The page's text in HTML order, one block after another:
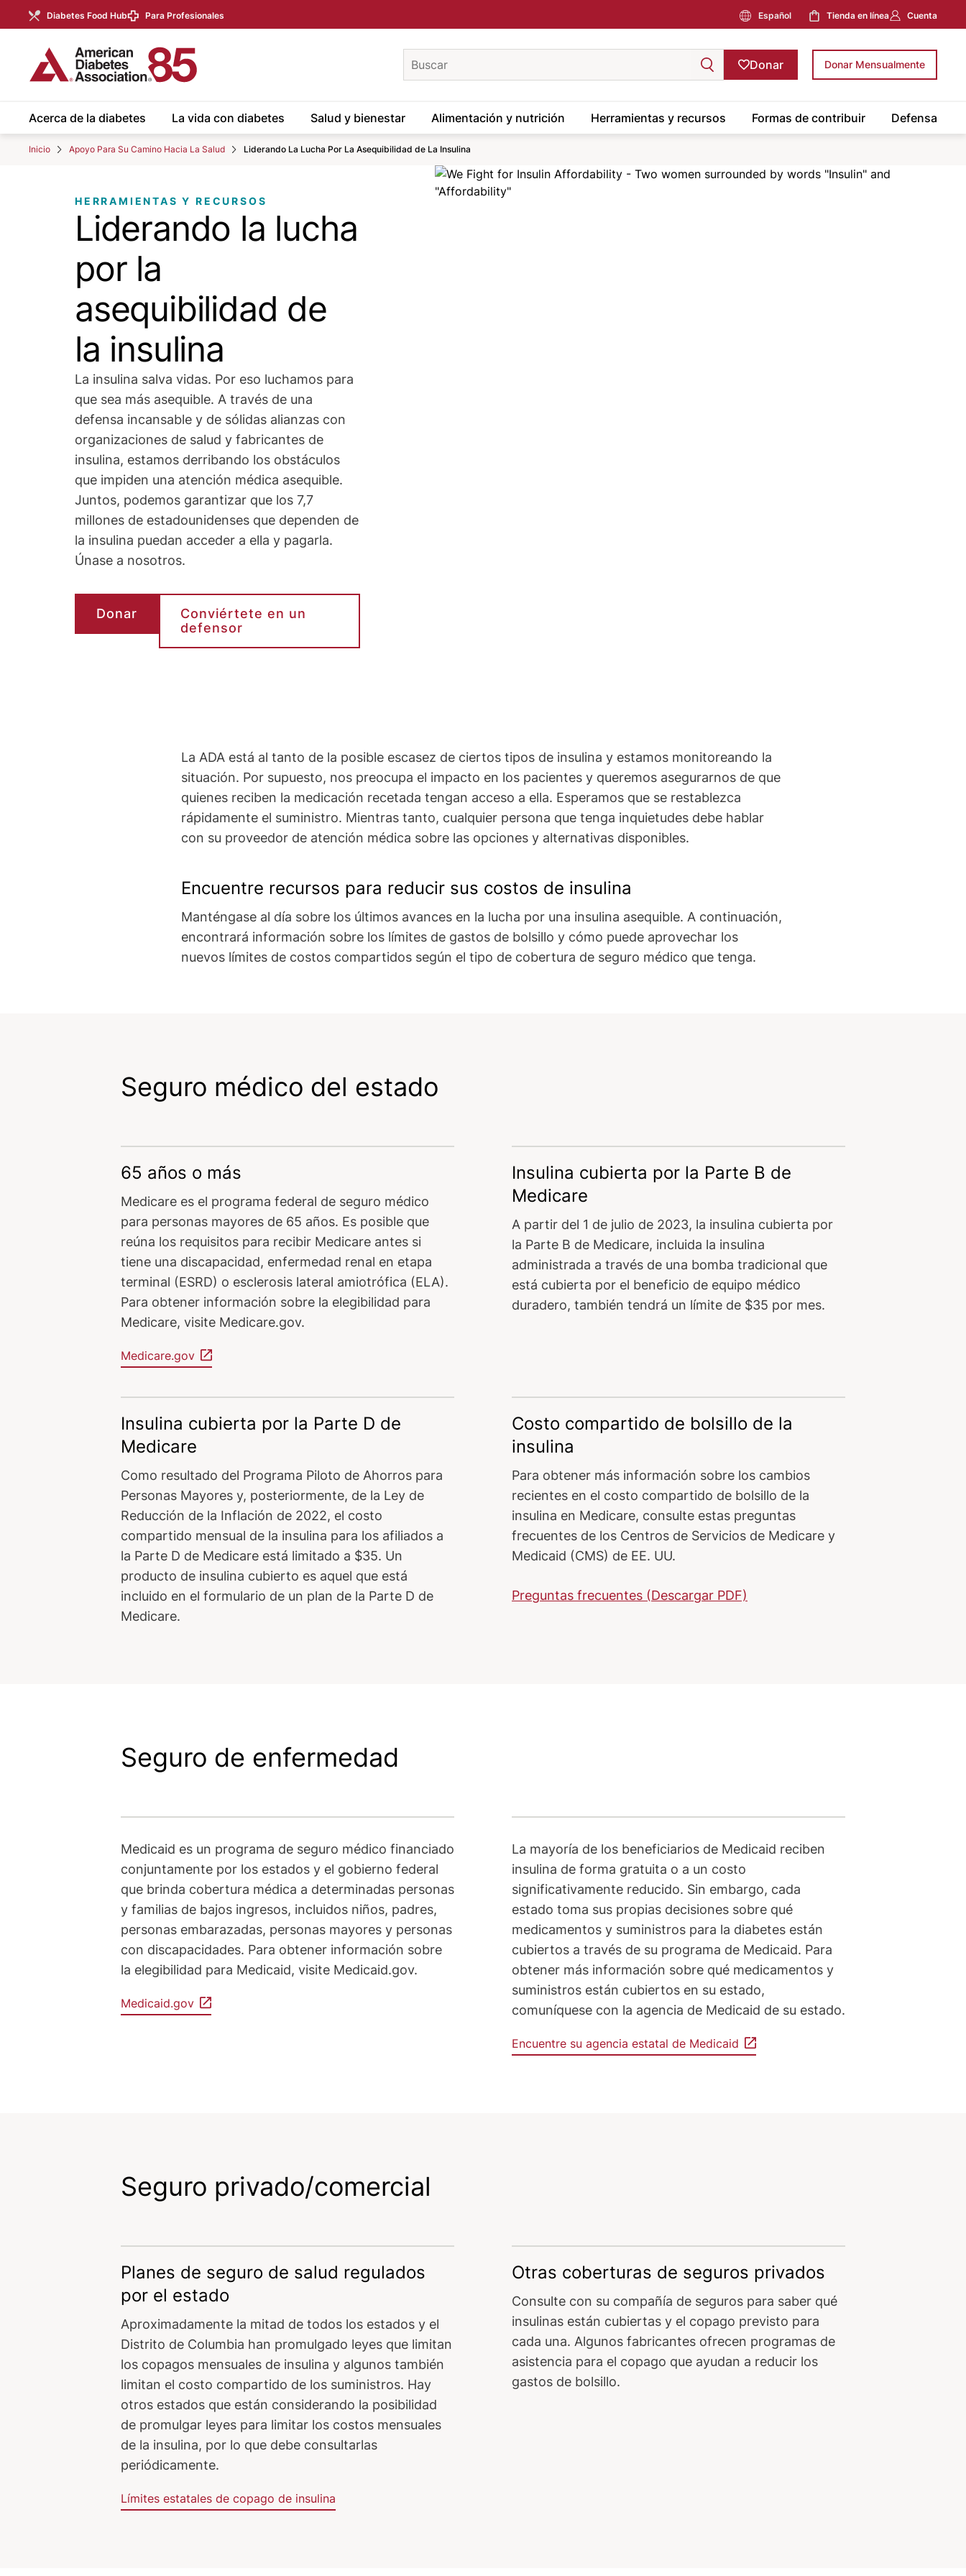
Skip to Main content
Diabetes Food Hub Para Profesionales Español Tienda en línea Cuenta
keywords Donar Donar Mensualmente
Acerca de la diabetes La vida con diabetes Salud y bienestar Alimentación y nutrición Herramientas y recursos Formas de contribuir Defensa
Inicio Apoyo Para Su Camino Hacia La Salud Liderando La Lucha Por La Asequibilidad de La Insulina
content
HERRAMIENTAS Y RECURSOS
Liderando la lucha
por la
asequibilidad de
la insulina
La insulina salva vidas. Por eso luchamos para
que sea más asequible. A través de una
defensa incansable y de sólidas alianzas con
organizaciones de salud y fabricantes de
insulina, estamos derribando los obstáculos
que impiden una atención médica asequible.
Juntos, podemos garantizar que los 7,7
millones de estadounidenses que dependen de
la insulina puedan acceder a ella y pagarla.
Únase a nosotros.
Donar
Conviértete en un
defensor
Image
La ADA está al tanto de la posible escasez de ciertos tipos de insulina y estamos monitoreando la
situación. Por supuesto, nos preocupa el impacto en los pacientes y queremos asegurarnos de que
quienes reciben la medicación recetada tengan acceso a ella. Esperamos que se restablezca
rápidamente el suministro. Mientras tanto, cualquier persona que tenga inquietudes debe hablar
con su proveedor de atención médica sobre las opciones y alternativas disponibles.
Encuentre recursos para reducir sus costos de insulina
Manténgase al día sobre los últimos avances en la lucha por una insulina asequible. A continuación,
encontrará información sobre los límites de gastos de bolsillo y cómo puede aprovechar los
nuevos límites de costos compartidos según el tipo de cobertura de seguro médico que tenga.
Seguro médico del estado
65 años o más
Medicare es el programa federal de seguro médico
para personas mayores de 65 años. Es posible que
reúna los requisitos para recibir Medicare antes si
tiene una discapacidad, enfermedad renal en etapa
terminal (ESRD) o esclerosis lateral amiotrófica (ELA).
Para obtener información sobre la elegibilidad para
Medicare, visite Medicare.gov.
Medicare.gov
Insulina cubierta por la Parte B de
Medicare
A partir del 1 de julio de 2023, la insulina cubierta por
la Parte B de Medicare, incluida la insulina
administrada a través de una bomba tradicional que
está cubierta por el beneficio de equipo médico
duradero, también tendrá un límite de $35 por mes.
Insulina cubierta por la Parte D de
Medicare
Como resultado del Programa Piloto de Ahorros para
Personas Mayores y, posteriormente, de la Ley de
Reducción de la Inflación de 2022, el costo
compartido mensual de la insulina para los afiliados a
la Parte D de Medicare está limitado a $35. Un
producto de insulina cubierto es aquel que está
incluido en el formulario de un plan de la Parte D de
Medicare.
Costo compartido de bolsillo de la
insulina
Para obtener más información sobre los cambios
recientes en el costo compartido de bolsillo de la
insulina en Medicare, consulte estas preguntas
frecuentes de los Centros de Servicios de Medicare y
Medicaid (CMS) de EE. UU.
Preguntas frecuentes (Descargar PDF)
Seguro de enfermedad
Medicaid es un programa de seguro médico financiado
conjuntamente por los estados y el gobierno federal
que brinda cobertura médica a determinadas personas
y familias de bajos ingresos, incluidos niños, padres,
personas embarazadas, personas mayores y personas
con discapacidades. Para obtener información sobre
la elegibilidad para Medicaid, visite Medicaid.gov.
Medicaid.gov
La mayoría de los beneficiarios de Medicaid reciben
insulina de forma gratuita o a un costo
significativamente reducido. Sin embargo, cada
estado toma sus propias decisiones sobre qué
medicamentos y suministros para la diabetes están
cubiertos a través de su programa de Medicaid. Para
obtener más información sobre qué medicamentos y
suministros están cubiertos en su estado,
comuníquese con la agencia de Medicaid de su estado.
Encuentre su agencia estatal de Medicaid
Seguro privado/comercial
Planes de seguro de salud regulados
por el estado
Aproximadamente la mitad de todos los estados y el
Distrito de Columbia han promulgado leyes que limitan
los copagos mensuales de insulina y algunos también
limitan el costo compartido de los suministros. Hay
otros estados que están considerando la posibilidad
de promulgar leyes para limitar los costos mensuales
de la insulina, por lo que debe consultarlas
periódicamente.
Límites estatales de copago de insulina
Otras coberturas de seguros privados
Consulte con su compañía de seguros para saber qué
insulinas están cubiertas y el copago previsto para
cada una. Algunos fabricantes ofrecen programas de
asistencia para el copago que ayudan a reducir los
gastos de bolsillo.